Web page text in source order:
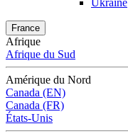
France
Afrique
Afrique du Sud
Amérique du Nord
Canada (EN)
Canada (FR)
États-Unis